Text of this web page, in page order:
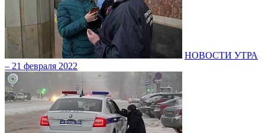
НОВОСТИ УТРА
– 21 февраля 2022